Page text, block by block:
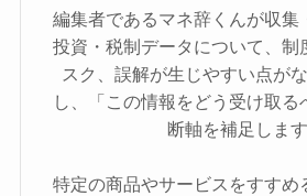
編集者であるマネ辞くんが収集
投資・税制データについて、制
スク、誤解が生じやすい点が
し、「この情報をどう受け取る
断軸を補足します
特定の商品やサービスをすすめ